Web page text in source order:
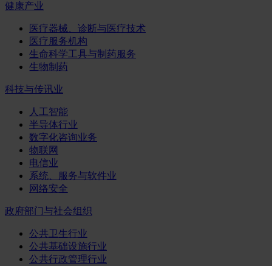
健康产业
医疗器械、诊断与医疗技术
医疗服务机构
生命科学工具与制药服务
生物制药
科技与传讯业
人工智能
半导体行业
数字化咨询业务
物联网
电信业
系统、服务与软件业
网络安全
政府部门与社会组织
公共卫生行业
公共基础设施行业
公共行政管理行业